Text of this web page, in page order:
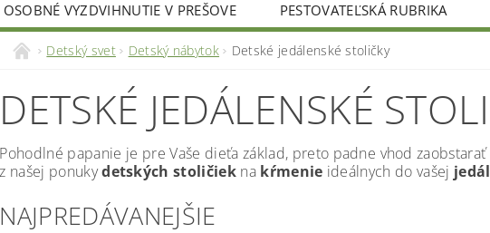
OSOBNÉ VYZDVIHNUTIE V PREŠOVE PESTOVATEĽSKÁ RUBRIKA
Detský svet Detský nábytok Detské jedálenské stoličky
DETSKÉ JEDÁLENSKÉ
Pohodlné papanie je pre Vaše dieťa základ, preto padne vhod zaobstarať
z našej ponukydetských stoličiek na kŕmenie ideálnych do vašej
NAJPREDÁVANEJŠIE